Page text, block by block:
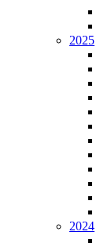
2025
2024